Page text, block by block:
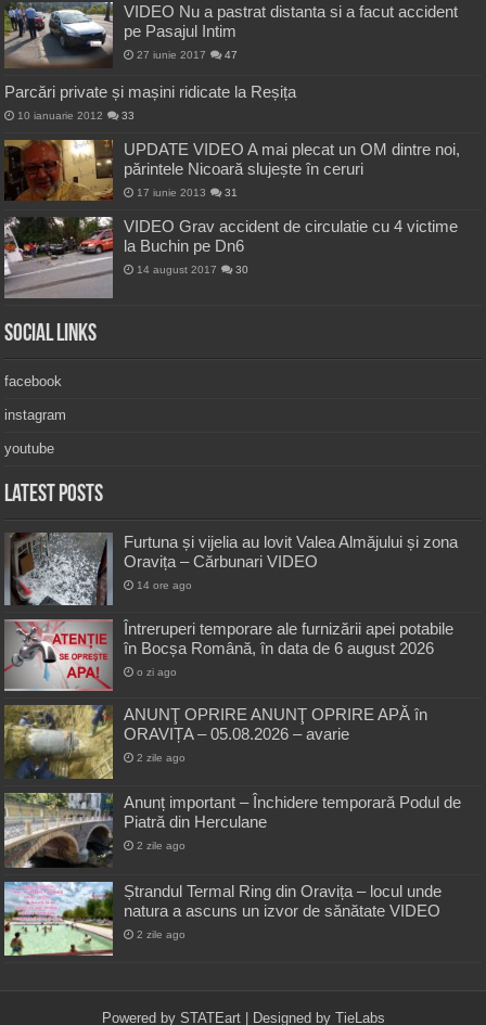
VIDEO Nu a pastrat distanta si a facut accident
pe Pasajul Intim
27 iunie 2017 47
Parcări private și mașini ridicate la Reșița
10 ianuarie 2012 33
UPDATE VIDEO A mai plecat un OM dintre noi,
părintele Nicoară slujește în ceruri
17 iunie 2013 31
VIDEO Grav accident de circulatie cu 4 victime
la Buchin pe Dn6
14 august 2017 30
Social Links
facebook
instagram
youtube
Latest Posts
Furtuna și vijelia au lovit Valea Almăjului și zona
Oravița – Cărbunari VIDEO
14 ore ago
Întreruperi temporare ale furnizării apei potabile
în Bocșa Română, în data de 6 august 2026
o zi ago
ANUNŢ OPRIRE ANUNŢ OPRIRE APĂ în
ORAVIȚA – 05.08.2026 – avarie
2 zile ago
Anunț important – Închidere temporară Podul de
Piatră din Herculane
2 zile ago
Ștrandul Termal Ring din Oravița – locul unde
natura a ascuns un izvor de sănătate VIDEO
2 zile ago
Powered by STATEart| Designed by TieLabs